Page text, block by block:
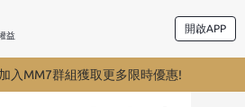
益
開啟APP
入MM7群組獲取更多限時優惠!